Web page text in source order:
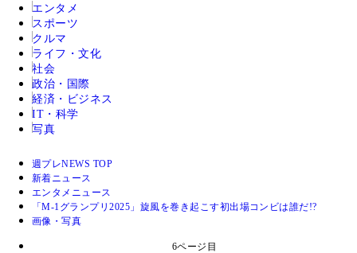
エンタメ
スポーツ
クルマ
ライフ・文化
社会
政治・国際
経済・ビジネス
IT・科学
写真
週プレNEWS TOP
新着ニュース
エンタメニュース
「M-1グランプリ2025」旋風を巻き起こす初出場コンビは誰だ!?
画像・写真
6ページ目